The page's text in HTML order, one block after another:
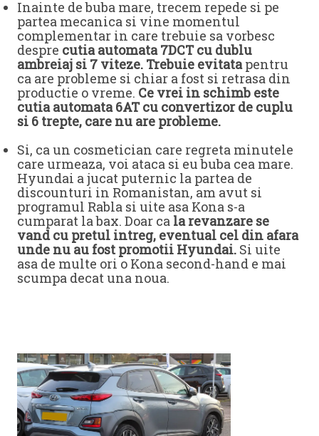
Inainte de buba mare, trecem repede si pe
partea mecanica si vine momentul
complementar in care trebuie sa vorbesc
despre cutia automata 7DCT cu dublu
ambreiaj si 7 viteze. Trebuie evitatapentru
ca are probleme si chiar a fost si retrasa din
productie o vreme. Ce vrei in schimb este
cutia automata 6AT cu convertizor de cuplu
si 6 trepte, care nu are probleme.
Si, ca un cosmetician care regreta minutele
care urmeaza, voi ataca si eu buba cea mare.
Hyundai a jucat puternic la partea de
discounturi in Romanistan, am avut si
programul Rabla si uite asa Kona s-a
cumparat la bax. Doar ca la revanzare se
vand cu pretul intreg, eventual cel din afara
unde nu au fost promotii Hyundai. Si uite
asa de multe ori o Kona second-hand e mai
scumpa decat una noua.